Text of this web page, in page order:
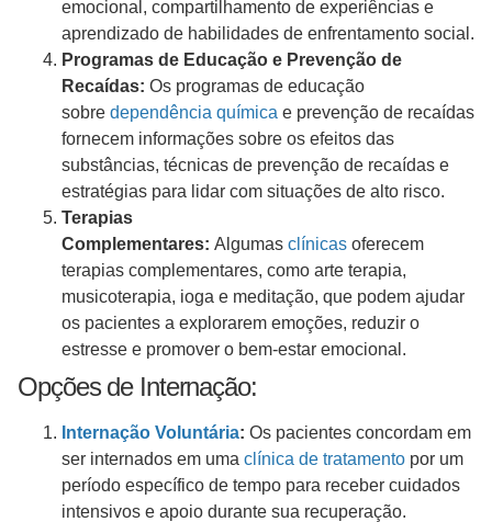
emocional, compartilhamento de experiências e
aprendizado de habilidades de enfrentamento social.
Programas de Educação e Prevenção de
Recaídas: Os programas de educação
sobre dependência química e prevenção de recaídas
fornecem informações sobre os efeitos das
substâncias, técnicas de prevenção de recaídas e
estratégias para lidar com situações de alto risco.
Terapias
Complementares: Algumas clínicas oferecem
terapias complementares, como arte terapia,
musicoterapia, ioga e meditação, que podem ajudar
os pacientes a explorarem emoções, reduzir o
estresse e promover o bem-estar emocional.
Opções de Internação:
Internação Voluntária: Os pacientes concordam em
ser internados em uma clínica de tratamento por um
período específico de tempo para receber cuidados
intensivos e apoio durante sua recuperação.